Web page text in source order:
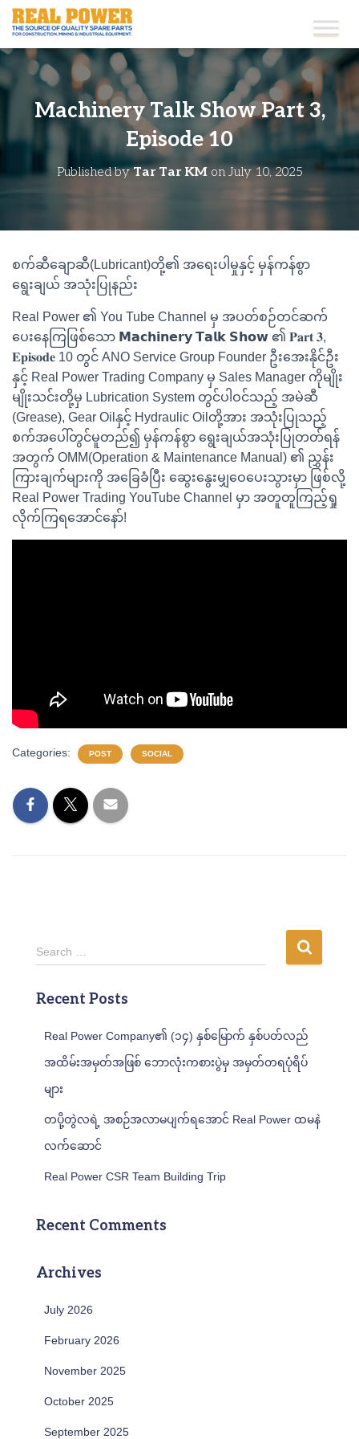
Machinery Talk Show Part 3,
Episode 10
Published byTar Tar KMonJuly 10, 2025
စက်ဆီချောဆီ(Lubricant)တို့၏ အရေးပါမှုနှင့် မှန်ကန်စွာ
ရွေးချယ် အသုံးပြုနည်း
Real Power ၏ You Tube Channel မှ အပတ်စဉ်တင်ဆက်
ပေးနေကြဖြစ်သော 𝗠𝗮𝗰𝗵𝗶𝗻𝗲𝗿𝘆 𝗧𝗮𝗹𝗸 𝗦𝗵𝗼𝘄 ၏ 𝐏𝐚𝐫𝐭 𝟑,
𝐄𝐩𝐢𝐬𝐨𝐝𝐞 10 တွင် ANO Service Group Founder ဦးအေးနိုင်ဦး
နှင့် Real Power Trading Company မှ Sales Manager ကိုမျိုး
မျိုးသင်းတို့မှ Lubrication System တွင်ပါဝင်သည့် အမဲဆီ
(Grease), Gear Oilနှင့် Hydraulic Oilတို့အား အသုံးပြုသည့်
စက်အပေါ်တွင်မူတည်၍ မှန်ကန်စွာ ရွေးချယ်အသုံးပြုတတ်ရန်
အတွက် OMM(Operation & Maintenance Manual) ၏ ညွှန်း
ကြားချက်များကို အခြေခံပြီး ဆွေးနွေးမျှဝေပေးသွားမှာ ဖြစ်လို့
Real Power Trading YouTube Channel မှာ အတူတူကြည့်ရှု
လိုက်ကြရအောင်နော်!
Categories: POST SOCIAL
S
e
r
Search …
Recent Posts
Real Power Company၏ (၁၄) နှစ်မြောက် နှစ်ပတ်လည်
အထိမ်းအမှတ်အဖြစ် ဘောလုံးကစားပွဲမှ အမှတ်တရပုံရိပ်
များ
တပို့တွဲလရဲ့ အစဉ်အလာမပျက်ရအောင် Real Power ထမနဲ
လက်ဆောင်
Real Power CSR Team Building Trip
Recent Comments
Archives
July 2026
February 2026
November 2025
October 2025
September 2025